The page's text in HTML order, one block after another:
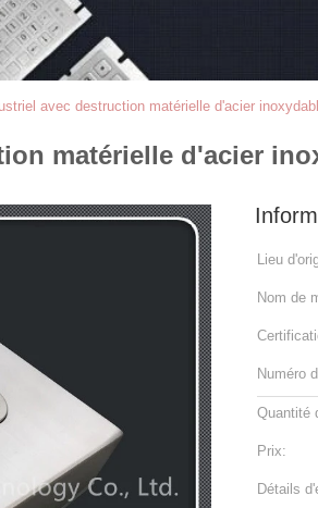
avec destruction matérielle d'acier
matérielle d'acier
Lieu
Nom de
Numéro
Quantité
Prix:
Détails